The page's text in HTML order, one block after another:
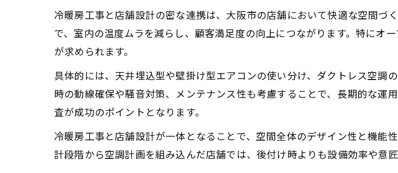
冷暖房工事と店舗設計の密な連携は、大阪市の店舗において快適な空間づ
で、室内の温度ムラを減らし、顧客満足度の向上につながります。特にオ
が求められます。
具体的には、天井埋込型や壁掛け型エアコンの使い分け、ダクトレス空調
時の動線確保や騒音対策、メンテナンス性も考慮することで、長期的な運
査が成功のポイントとなります。
冷暖房工事と店舗設計が一体となることで、空間全体のデザイン性と機能
計段階から空調計画を組み込んだ店舗では、後付け時よりも設備効率や意匠